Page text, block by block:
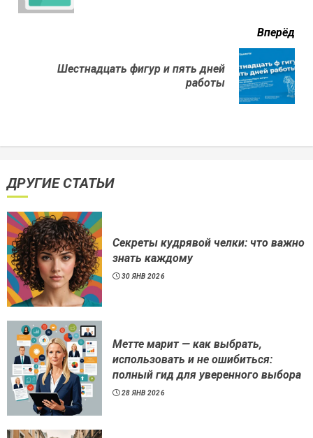
Вперёд
Шестнадцать фигур и пять дней
работы
ДРУГИЕ СТАТЬИ
Секреты кудрявой челки: что важно
знать каждому
30 ЯНВ 2026
Метте марит — как выбрать,
использовать и не ошибиться:
полный гид для уверенного выбора
28 ЯНВ 2026